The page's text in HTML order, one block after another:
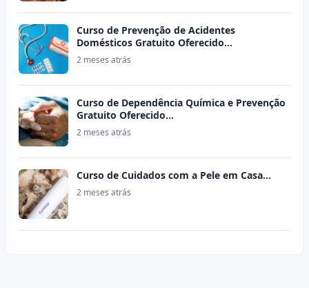
Curso de Prevenção de Acidentes
Domésticos Gratuito Oferecido…
2 meses atrás
Curso de Dependência Química e Prevenção
Gratuito Oferecido…
2 meses atrás
Curso de Cuidados com a Pele em Casa…
2 meses atrás